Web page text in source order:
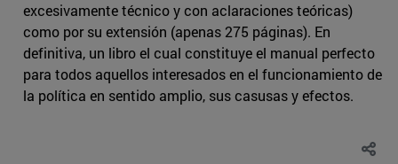
excesivamente técnico y con aclaraciones teóricas)
como por su extensión (apenas 275 páginas). En
definitiva, un libro el cual constituye el manual perfecto
para todos aquellos interesados en el funcionamiento de
la política en sentido amplio, sus casusas y efectos.